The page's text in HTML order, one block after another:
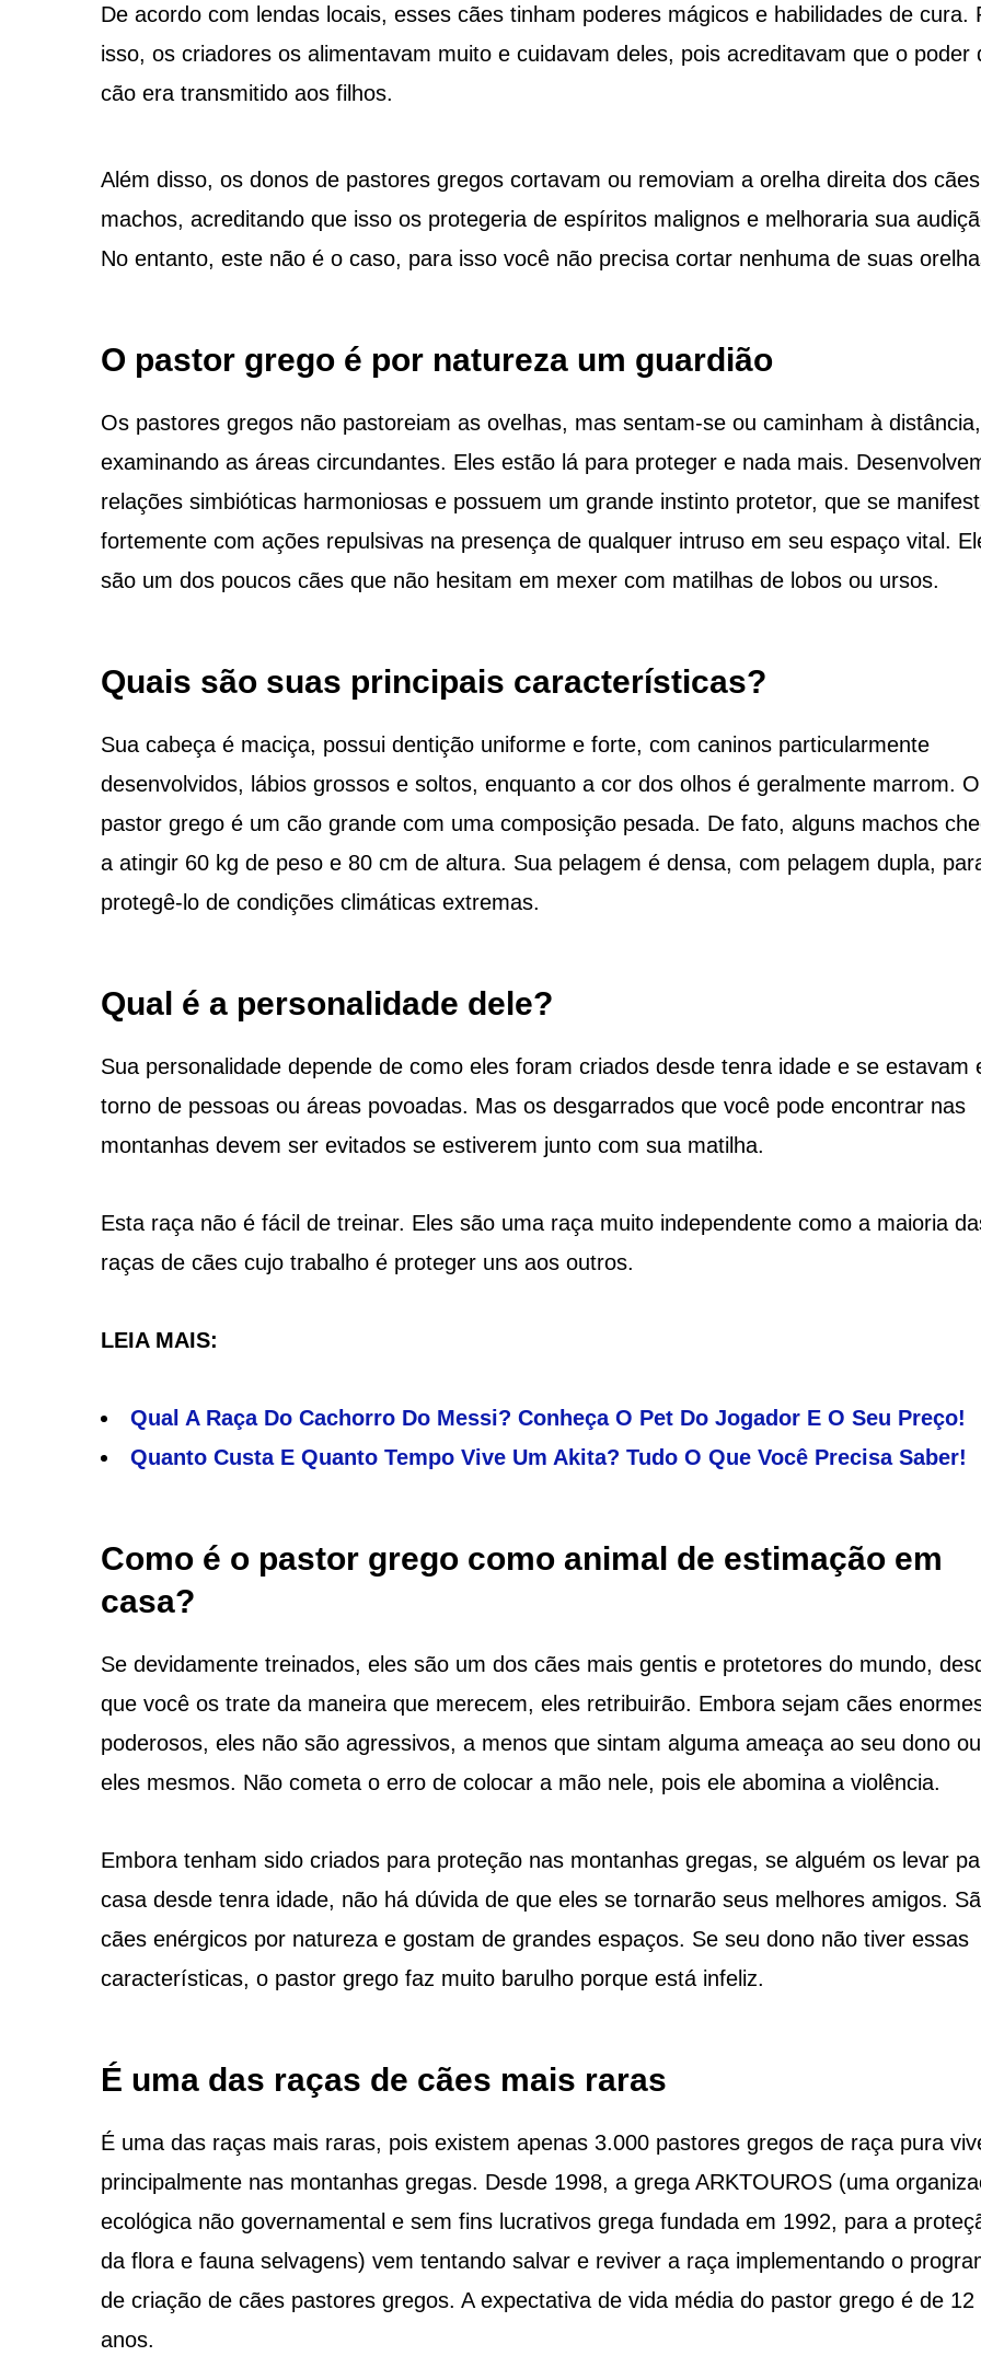
De acordo com lendas locais, esses cães tinham poderes mágicos e habilidades de cura.
isso, os criadores os alimentavam muito e cuidavam deles, pois acreditavam que o poder
cão era transmitido aos filhos.
Além disso, os donos de pastores gregos cortavam ou removiam a orelha direita dos cães
machos, acreditando que isso os protegeria de espíritos malignos e melhoraria sua
No entanto, este não é o caso, para isso você não precisa cortar nenhuma de suas
O pastor grego é por natureza um guardião
Os pastores gregos não pastoreiam as ovelhas, mas sentam-se ou caminham à distância,
examinando as áreas circundantes. Eles estão lá para proteger e nada mais.
relações simbióticas harmoniosas e possuem um grande instinto protetor, que se
fortemente com ações repulsivas na presença de qualquer intruso em seu espaço vital.
são um dos poucos cães que não hesitam em mexer com matilhas de lobos ou ursos.
Quais são suas principais características?
Sua cabeça é maciça, possui dentição uniforme e forte, com caninos particularmente
desenvolvidos, lábios grossos e soltos, enquanto a cor dos olhos é geralmente marrom. O
pastor grego é um cão grande com uma composição pesada. De fato, alguns machos
a atingir 60 kg de peso e 80 cm de altura. Sua pelagem é densa, com pelagem dupla,
protegê-lo de condições climáticas extremas.
Qual é a personalidade dele?
Sua personalidade depende de como eles foram criados desde tenra idade e se estavam
torno de pessoas ou áreas povoadas. Mas os desgarrados que você pode encontrar nas
montanhas devem ser evitados se estiverem junto com sua matilha.
Esta raça não é fácil de treinar. Eles são uma raça muito independente como a maioria
raças de cães cujo trabalho é proteger uns aos outros.
LEIA MAIS:
Qual A Raça Do Cachorro Do Messi? Conheça O Pet Do Jogador E O Seu Preço!
Quanto Custa E Quanto Tempo Vive Um Akita? Tudo O Que Você Precisa Saber!
Como é o pastor grego como animal de estimação em
casa?
Se devidamente treinados, eles são um dos cães mais gentis e protetores do mundo,
que você os trate da maneira que merecem, eles retribuirão. Embora sejam cães
poderosos, eles não são agressivos, a menos que sintam alguma ameaça ao seu dono
eles mesmos. Não cometa o erro de colocar a mão nele, pois ele abomina a violência.
Embora tenham sido criados para proteção nas montanhas gregas, se alguém os levar
casa desde tenra idade, não há dúvida de que eles se tornarão seus melhores amigos.
cães enérgicos por natureza e gostam de grandes espaços. Se seu dono não tiver essas
características, o pastor grego faz muito barulho porque está infeliz.
É uma das raças de cães mais raras
É uma das raças mais raras, pois existem apenas 3.000 pastores gregos de raça pura
principalmente nas montanhas gregas. Desde 1998, a grega ARKTOUROS (uma
ecológica não governamental e sem fins lucrativos grega fundada em 1992, para a
da flora e fauna selvagens) vem tentando salvar e reviver a raça implementando o
de criação de cães pastores gregos. A expectativa de vida média do pastor grego é de 12
anos.